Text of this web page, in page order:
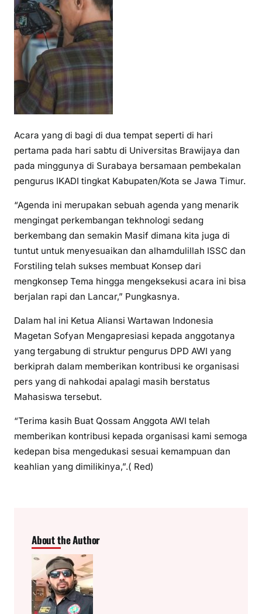
Acara yang di bagi di dua tempat seperti di hari
pertama pada hari sabtu di Universitas Brawijaya dan
pada minggunya di Surabaya bersamaan pembekalan
pengurus IKADI tingkat Kabupaten/Kota se Jawa Timur.
“Agenda ini merupakan sebuah agenda yang menarik
mengingat perkembangan tekhnologi sedang
berkembang dan semakin Masif dimana kita juga di
tuntut untuk menyesuaikan dan alhamdulillah ISSC dan
Forstiling telah sukses membuat Konsep dari
mengkonsep Tema hingga mengeksekusi acara ini bisa
berjalan rapi dan Lancar,” Pungkasnya.
Dalam hal ini Ketua Aliansi Wartawan Indonesia
Magetan Sofyan Mengapresiasi kepada anggotanya
yang tergabung di struktur pengurus DPD AWI yang
berkiprah dalam memberikan kontribusi ke organisasi
pers yang di nahkodai apalagi masih berstatus
Mahasiswa tersebut.
“Terima kasih Buat Qossam Anggota AWI telah
memberikan kontribusi kepada organisasi kami semoga
kedepan bisa mengedukasi sesuai kemampuan dan
keahlian yang dimilikinya,”.( Red)
About the Author